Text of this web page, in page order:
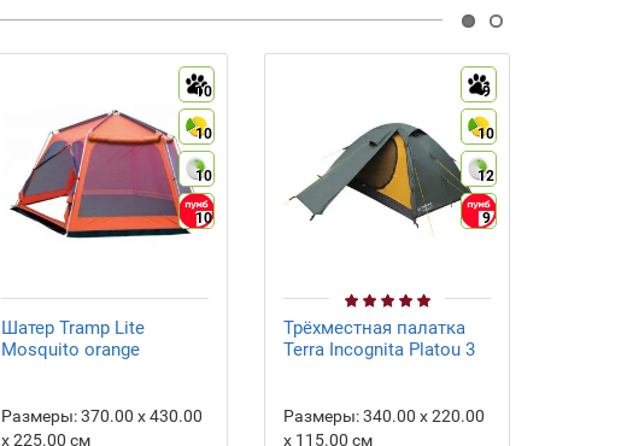
10
10
10
10
Шатер Tramp Lite
Mosquito orange
Размеры:370.00 х 430.00
х 225.00 см
9
10
12
9
Трёхместная палатка
Terra Incognita Platou 3
Размеры:340.00 х 220.00
х 115.00 см